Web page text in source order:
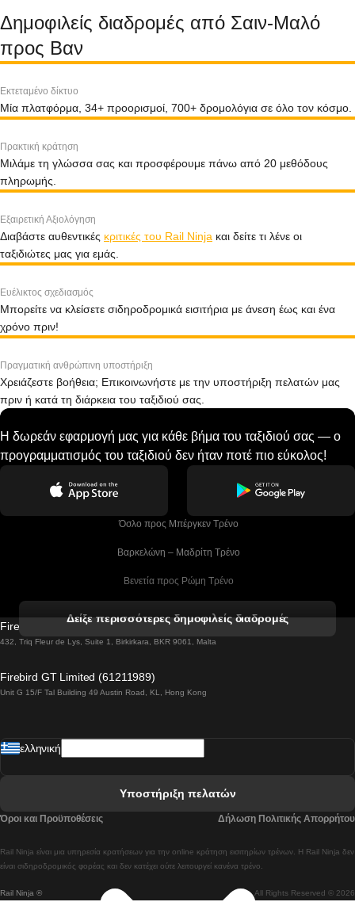
Δημοφιλείς διαδρομές από Σαιν-Μαλό
προς Βαν
Εκτεταμένο δίκτυο
Μία πλατφόρμα, 34+ προορισμοί, 700+ δρομολόγια σε όλο τον κόσμο.
Πρακτική κράτηση
Μιλάμε τη γλώσσα σας και προσφέρουμε πάνω από 20 μεθόδους
πληρωμής.
Εξαιρετική Αξιολόγηση
Διαβάστε αυθεντικές κριτικές του Rail Ninja και δείτε τι λένε οι
ταξιδιώτες μας για εμάς.
Ευέλικτος σχεδιασμός
Μπορείτε να κλείσετε σιδηροδρομικά εισιτήρια με άνεση έως και ένα
χρόνο πριν!
Πραγματική ανθρώπινη υποστήριξη
Χρειάζεστε βοήθεια; Επικοινωνήστε με την υποστήριξη πελατών μας
πριν ή κατά τη διάρκεια του ταξιδιού σας.
Η δωρεάν εφαρμογή μας για κάθε βήμα του ταξιδιού σας — ο
προγραμματισμός του ταξιδιού δεν ήταν ποτέ πιο εύκολος!
Όσλο προς Μπέργκεν Tρένο
Βαρκελώνη – Μαδρίτη Tρένο
Βενετία προς Ρώμη Τρένο
Βιέννη προς Σάλτσμπουργκ Τρένα
Βουδαπέστη προς Πράγα Tρένο
Λισαβόνα προς Λάγος Tρένο
Λισαβόνα προς Μαδρίτη Τρένα
Δείξε περισσότερες δημοφιλείς διαδρομές
Firebird GT Limited (OC 1451)
432, Triq Fleur de Lys, Suite 1, Birkirkara, BKR 9061, Malta
Firebird GT Limited (61211989)
Unit G 15/F Tal Building 49 Austin Road, KL, Hong Kong
Rail Ninja ® All Rights Reserved © 2026
Rail Ninja είναι μια υπηρεσία κρατήσεων για την online κράτηση εισιτηρίων τρένων. Η Rail Ninja δεν
είναι σιδηροδρομικός φορέας και δεν κατέχει ούτε λειτουργεί κανένα τρένο.
ελληνική
Υποστήριξη πελατών
Όροι και Προϋποθέσεις Δήλωση Πολιτικής Απορρήτου